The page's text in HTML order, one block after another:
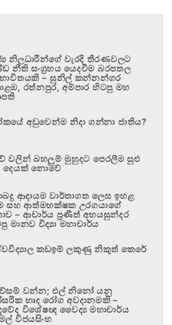
නිලධාරීන්ගේ වැරදි තීරණවලට
නීති සංග්‍රහය යෙදවීම බරපතල
– සුනිල් කන්නන්ගර
රත්නපුර, අම්පාර හිටපු මහ
අඩුවෙන්ම නිදා ගන්නා ජාතිය?
වලින් බහලුම් මුහුදට පෙරලීම සුළු
දෙයක් නොවේ
ආදායම වාර්තාගත ලෙස ඉහළ
සහ ආත්මභක්ෂක උරගයාගේ
– ආචාර්ය ප්‍රණීත් අභයසුන්දර
මානව විද්‍යා මහාචාර්ය
කඩඉම් ලකුණු නිකුත් කෙරේ
වන්න; එල් නිනෝ යනු
හෘද රෝග අවදානමකි –
විශේෂඥ වෛද්‍ය මහාචාර්ය
විජයසිංහ